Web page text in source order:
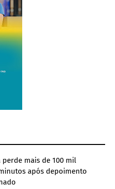
perde mais de 100 mil
após depoimento